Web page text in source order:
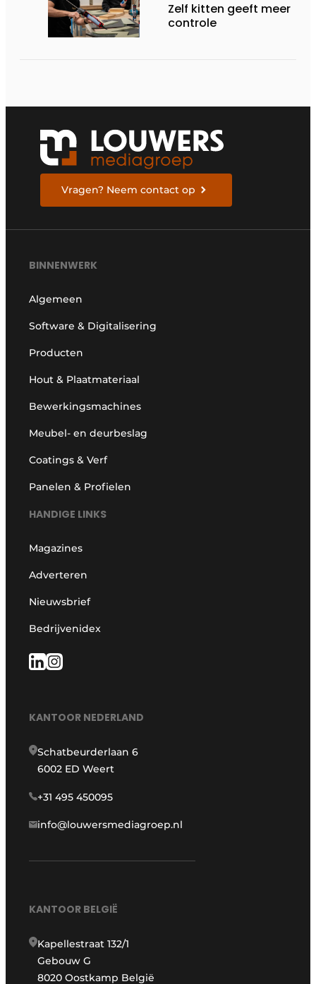
Zelf kitten geeft meer
controle
Vragen? Neem contact op
BINNENWERK
Algemeen
Software & Digitalisering
Producten
Hout & Plaatmateriaal
Bewerkingsmachines
Meubel- en deurbeslag
Coatings & Verf
Panelen & Profielen
HANDIGE LINKS
Magazines
Adverteren
Nieuwsbrief
Bedrijvenidex
KANTOOR NEDERLAND
Schatbeurderlaan 6
6002 ED Weert
+31 495 450095
info@louwersmediagroep.nl
KANTOOR BELGIË
Kapellestraat 132/1
Gebouw G
8020 Oostkamp België